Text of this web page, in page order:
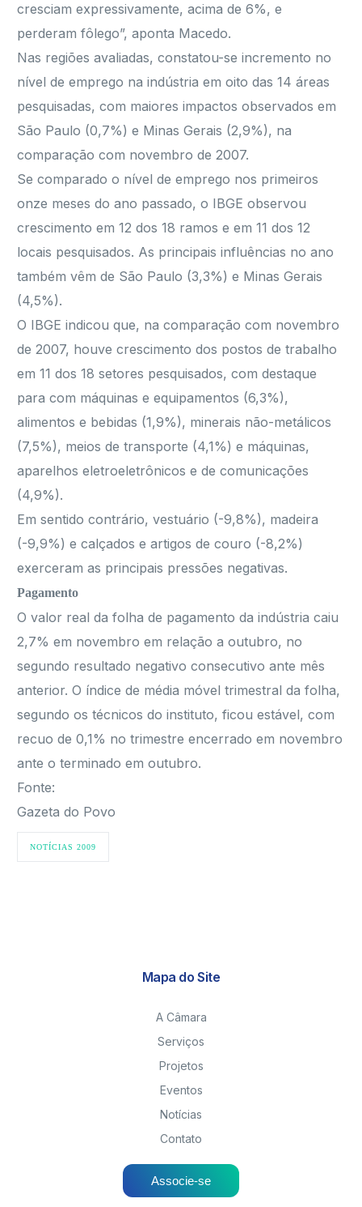
cresciam expressivamente, acima de 6%, e
perderam fôlego”, aponta Macedo.
Nas regiões avaliadas, constatou-se incremento no
nível de emprego na indústria em oito das 14 áreas
pesquisadas, com maiores impactos observados em
São Paulo (0,7%) e Minas Gerais (2,9%), na
comparação com novembro de 2007.
Se comparado o nível de emprego nos primeiros
onze meses do ano passado, o IBGE observou
crescimento em 12 dos 18 ramos e em 11 dos 12
locais pesquisados. As principais influências no ano
também vêm de São Paulo (3,3%) e Minas Gerais
(4,5%).
O IBGE indicou que, na comparação com novembro
de 2007, houve crescimento dos postos de trabalho
em 11 dos 18 setores pesquisados, com destaque
para com máquinas e equipamentos (6,3%),
alimentos e bebidas (1,9%), minerais não-metálicos
(7,5%), meios de transporte (4,1%) e máquinas,
aparelhos eletroeletrônicos e de comunicações
(4,9%).
Em sentido contrário, vestuário (-9,8%), madeira
(-9,9%) e calçados e artigos de couro (-8,2%)
exerceram as principais pressões negativas.
Pagamento
O valor real da folha de pagamento da indústria caiu
2,7% em novembro em relação a outubro, no
segundo resultado negativo consecutivo ante mês
anterior. O índice de média móvel trimestral da folha,
segundo os técnicos do instituto, ficou estável, com
recuo de 0,1% no trimestre encerrado em novembro
ante o terminado em outubro.
Fonte:
Gazeta do Povo
NOTÍCIAS 2009
Mapa do Site
A Câmara
Serviços
Projetos
Eventos
Notícias
Contato
Associe-se